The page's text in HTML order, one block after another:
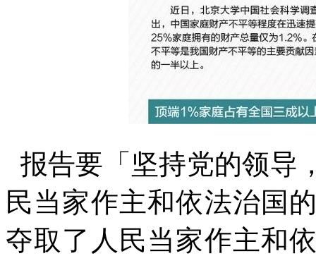
报告要「坚持党的领导
民当家作主和依法治国
夺取了人民当家作主和